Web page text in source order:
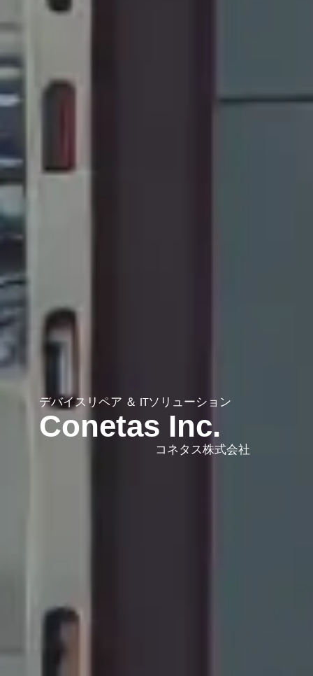
デバイスリペア ＆ ITソリューション
Conetas Inc.
コネタス株式会社